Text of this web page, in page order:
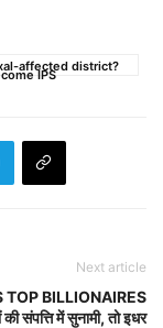
affected district?
IPS
Next article
TOP BILLIONAIRES
संपत्ति में सुनामी, तो इधर